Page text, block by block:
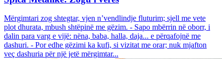
Mërgimtari zog shtegtar, vjen n’vendlindje fluturim; sjell me vete
plot dhurata, mbush shtëpinë me gëzim. - Sapo mbërrin në oborr, i
dalin para varg e vijë: nëna, baba, halla, daja... e përqafojnë me
dashuri. - Por edhe gëzimi ka kufi, si vizitat me orar; nuk mjafton
veç dashuria për një jetë mërgimtar...